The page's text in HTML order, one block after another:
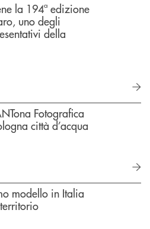
la 194ª edizione
uno degli
della
Fotografica
città d’acqua
modello in Italia